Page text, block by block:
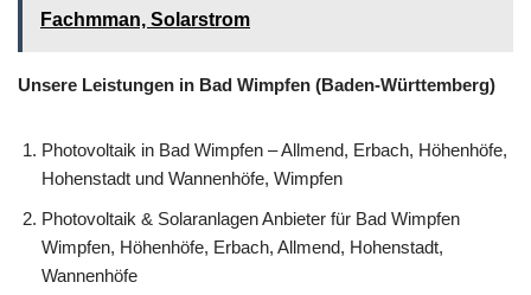
Siehe auch Solaranlagen Mühlacker - ☀️
Fachmman, Solarstrom
Unsere Leistungen in Bad Wimpfen (Baden-Württemberg)
Hohenstadt und Wannenhöfe, Wimpfen
Photovoltaik & Solaranlagen Anbieter für Bad Wimpfen